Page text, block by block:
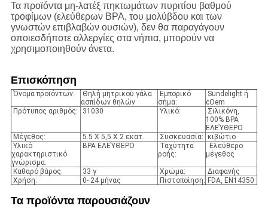
Τα προϊόντα μη-λατέξ πηκτωμάτων πυριτίου βαθμού
τροφίμων (ελεύθερων BPA, του μολύβδου και των
γνωστών επιβλαβών ουσιών), δεν θα παραγάγουν
οποιεσδήποτε αλλεργίες στα νήπια, μπορούν να
χρησιμοποιηθούν άνετα.
Επισκόπηση
Όνομα προϊόντων:
Θηλή μητρικού γάλα
ασπίδων θηλών
Εμπορικό
σήμα:
Sundelight ή
cOem
Πρότυπος αριθμός:
31030 Υλικό:
Σιλικόνη,
100% BPA
ΕΛΕΎΘΕΡΟ
Μέγεθος:
5.5 X 5,5 X 2 εκατ. Συσκευασία:
κιβώτιο
Υλικό
χαρακτηριστικό
γνώρισμα:
BPA ΕΛΕΎΘΕΡΟ
Ταχύτητα
ροής:
Ελεύθερο
μέγεθος
Καθαρό βάρος: 33 γ Χρώμα:
Διαφανής
Χρήση:
0- 24 μήνας Πιστοποίηση: FDA, EN14350
Τα προϊόντα παρουσιάζουν